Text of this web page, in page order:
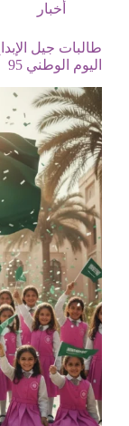
أخبار
طالبات جيل
اليوم الوطني 95